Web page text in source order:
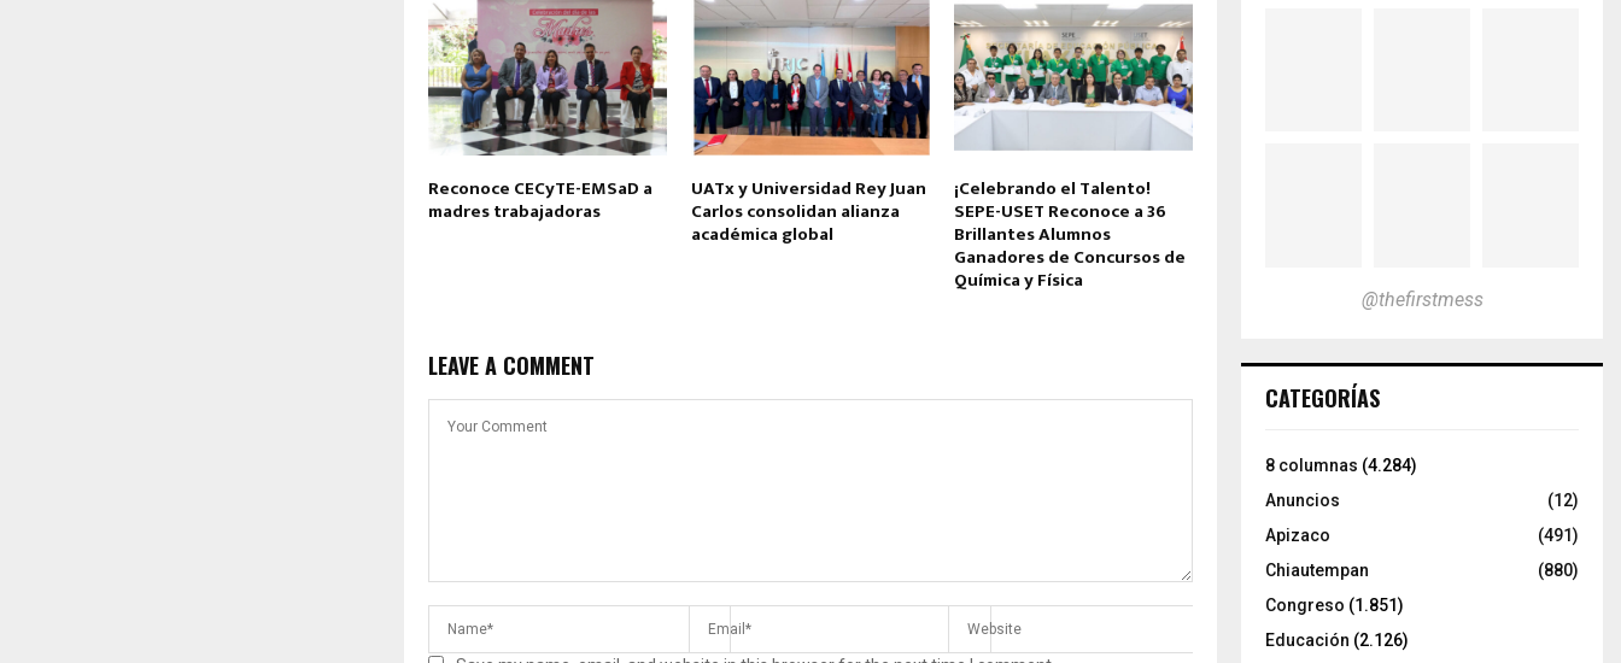
Reconoce CECyTE-EMSaD a
madres trabajadoras
UATx y Universidad Rey Juan
Carlos consolidan alianza
académica global
¡Celebrando el Talento!
SEPE-USET Reconoce a 36
Brillantes Alumnos
Ganadores de Concursos de
Química y Física
LEAVE A COMMENT
@thefirstmess
CATEGORÍAS
8 columnas (4.284)
Anuncios
(12)
Apizaco
(491)
Chiautempan
(880)
Congreso (1.851)
Educación (2.126)